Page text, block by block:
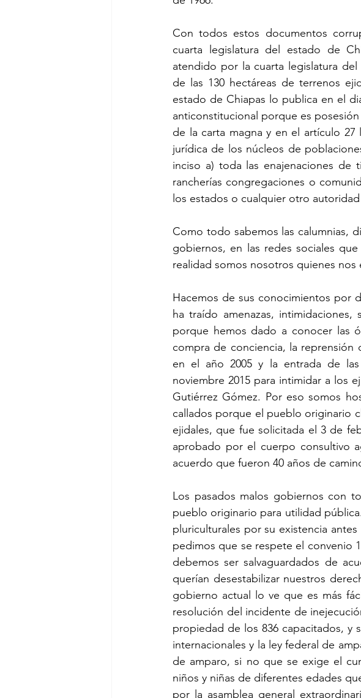
Con todos estos documentos
cuarta legislatura del estado de
atendido por la cuarta legislatura
de las 130 hectáreas de terrenos
estado de Chiapas lo publica en el
anticonstitucional porque es
de la carta magna y en el artículo
jurídica de los núcleos de
inciso a) toda las enajenaciones de
rancherías congregaciones o
los estados o cualquier otro
Como todo sabemos las calumnias,
gobiernos, en las redes sociales
realidad somos nosotros quienes
Hacemos de sus conocimientos por
ha traído amenazas, intimidaciones,
porque hemos dado a conocer las
compra de conciencia, la reprensión
en el año 2005 y la entrada de
noviembre 2015 para intimidar a los
Gutiérrez Gómez. Por eso somos
callados porque el pueblo originario
ejidales, que fue solicitada el 3 de
aprobado por el cuerpo consultivo
acuerdo que fueron 40 años de
Los pasados malos gobiernos con
pueblo originario para utilidad
pluriculturales por su existencia
pedimos que se respete el convenio
debemos ser salvaguardados de
querían desestabilizar nuestros
gobierno actual lo ve que es más
resolución del incidente de
propiedad de los 836 capacitados, y
internacionales y la ley federal de
de amparo, si no que se exige el
niños y niñas de diferentes edades
por la asamblea general